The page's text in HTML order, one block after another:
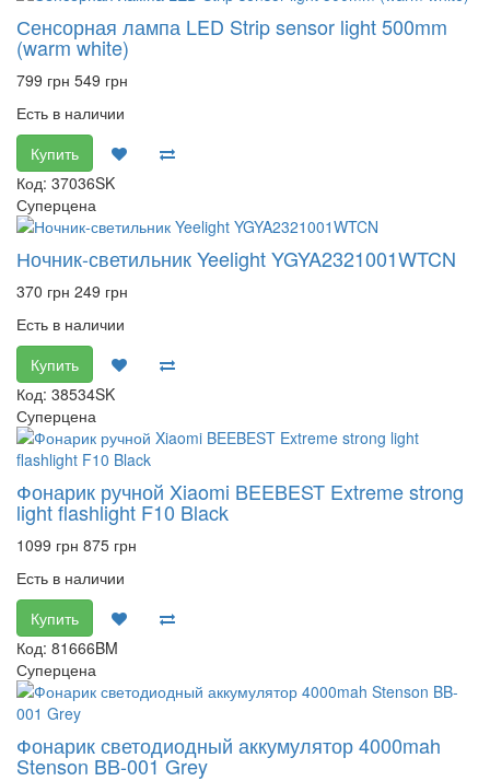
Сенсорная лампа LED Strip sensor light 500mm
(warm white)
799 грн 549 грн
Есть в наличии
Купить
Код: 37036SK
Суперцена
Ночник-светильник Yeelight YGYA2321001WTCN
370 грн 249 грн
Есть в наличии
Купить
Код: 38534SK
Суперцена
Фонарик ручной Xiaomi BEEBEST Extreme strong
light flashlight F10 Black
1099 грн 875 грн
Есть в наличии
Купить
Код: 81666BM
Суперцена
Фонарик светодиодный аккумулятор 4000mah
Stenson BB-001 Grey